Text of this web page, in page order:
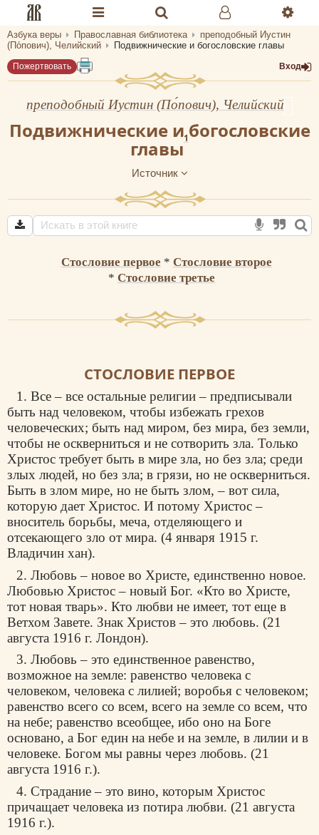
Разделы портала «Азбука веры»
Главная
Гид
Библиотеки
Медиа
Азбука веры Православная библиотека
преподобный Иустин
(По́пович), Челийский
Подвижнические и богословские главы
Пожертвовать Вход
преподобный Иустин (По́пович), Челийский
Подвижнические и богословские
главы1
Источник
Стословие первое * Стословие второе
* Стословие третье
СТОСЛОВИЕ ПЕРВОЕ
1. Все – все остальные религии – предписывали
быть над человеком, чтобы избежать грехов
человеческих; быть над миром, без мира, без земли,
чтобы не оскверниться и не сотворить зла. Только
Христос требует быть в мире зла, но без зла; среди
злых людей, но без зла; в грязи, но не оскверниться.
Быть в злом мире, но не быть злом, – вот сила,
которую дает Христос. И потому Христос –
вноситель борьбы, меча, отделяющего и
отсекающего зло от мира. (4 января 1915 г.
Владичин хан).
2. Любовь – новое во Христе, единственно новое.
Любовью Христос – новый Бог. «Кто во Христе,
тот новая тварь». Кто любви не имеет, тот еще в
Ветхом Завете. Знак Христов – это любовь. (21
августа 1916 г. Лондон).
3. Любовь – это единственное равенство,
возможное на земле: равенство человека с
человеком, человека с лилией; воробья с человеком;
равенство всего со всем, всего на земле со всем, что
на небе; равенство всеобщее, ибо оно на Боге
основано, а Бог един на небе и на земле, в лилии и в
человеке. Богом мы равны через любовь. (21
августа 1916 г.).
4. Страдание – это вино, которым Христос
причащает человека из потира любви. (21 августа
1916 г.).